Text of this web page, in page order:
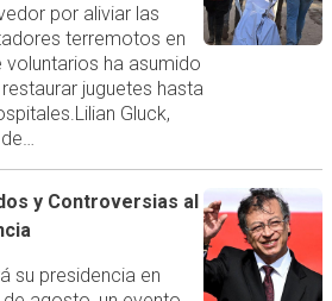
por aliviar las
terremotos en
voluntarios ha asumido
juguetes hasta
Gluck,
y Controversias al
su presidencia en